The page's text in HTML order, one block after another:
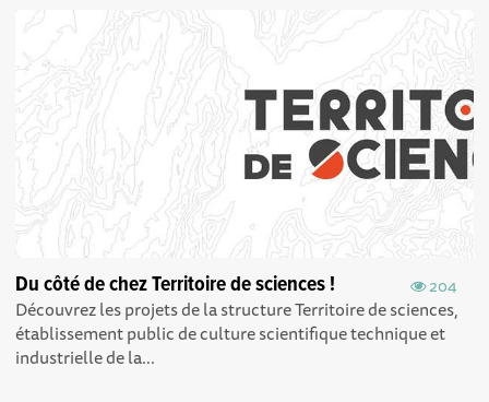
204
Du côté de chez Territoire de sciences !
Découvrez les projets de la structure Territoire de sciences,
établissement public de culture scientifique technique et
industrielle de la...